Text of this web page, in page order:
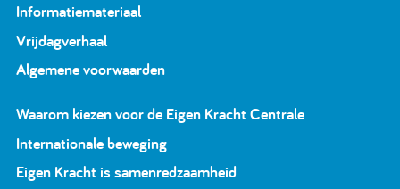
Informatiemateriaal
Vrijdagverhaal
Algemene voorwaarden
Waarom kiezen voor de Eigen Kracht Centrale
Internationale beweging
Eigen Kracht is samenredzaamheid